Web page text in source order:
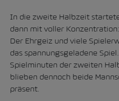
In die zweite Halbzeit
dann mit voller Konzentration:
Der Ehrgeiz und viele
das spannungsgeladene
Spielminuten der zweiten
blieben dennoch beide
präsent.